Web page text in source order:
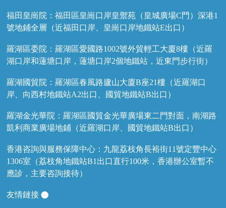
福田皇崗院：福田區皇崗口岸皇禦苑（皇城廣場C門）深港1
號地鋪全層（近福田口岸、皇崗口岸地鐵站E出口）
羅湖區委院：羅湖區愛國路1002號外貿輕工大廈8樓（近羅
湖口岸和蓮塘口岸，蓮塘口岸2個地鐵站，近東門步行街）
羅湖國貿院：羅湖區春風路廬山大廈B座21樓（近羅湖口
岸、向西村地鐵站A2出口、國貿地鐵站B出口）
羅湖金光華院：羅湖區國貿金光華廣場東二門對面，南湖路
凱利商業廣場地鋪（近羅湖口岸、國貿地鐵站B出口）
香港咨詢與服務保障中心：九龍荔枝角長裕街11號定豐中心
1306室（荔枝角地鐵站B1出口直行100米，香港辦公室暫不
應診，主要咨詢接待）
友情鏈接